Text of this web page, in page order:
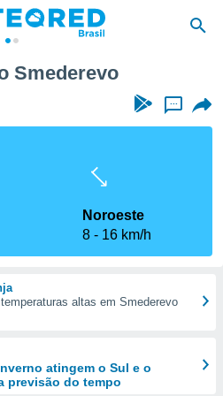
Smederevo
...
Noroeste
8
16 km/h
altas em Smederevo
atingem o Sul e o
previsão do tempo